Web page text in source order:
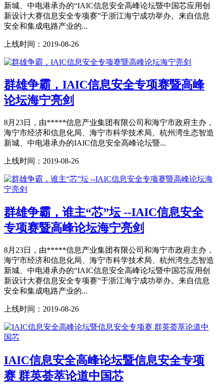
新城、中电港承办的“IAIC信息安全高峰论坛暨中国芯应用创
新设计大赛信息安全专项赛”于浙江海宁成功举办。来自信息
安全和集成电路产业的...
上线时间： 2019-08-26
群雄争霸，IAIC信息安全专项赛暨高峰
论坛海宁亮剑
8月23日，由*****信息产业集团有限公司和海宁市政府主办，
海宁市经济和信息化局、海宁市科学技术局、杭州湾生态智造
新城、中电港承办的IAIC信息安全高峰论坛暨...
上线时间： 2019-08-26
群雄争霸，谁主“芯”坛 --IAIC信息安全
专项赛暨高峰论坛海宁亮剑
8月23日，由*****信息产业集团有限公司和海宁市政府主办，
海宁市经济和信息化局、海宁市科学技术局、杭州湾生态智造
新城、中电港承办的“IAIC信息安全高峰论坛暨中国芯应用创
新设计大赛信息安全专项赛”于浙江海宁成功举办。来自信息
安全和集成电路产业的...
上线时间： 2019-08-26
IAIC信息安全高峰论坛暨信息安全专项
赛 群英荟萃论道中国芯